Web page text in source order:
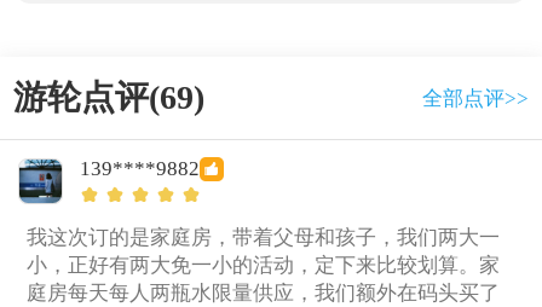
游轮点评(69) 全部点评>>
139****9882
我这次订的是家庭房，带着父母和孩子，我们两大一
小，正好有两大免一小的活动，定下来比较划算。家
庭房每天每人两瓶水限量供应，我们额外在码头买了